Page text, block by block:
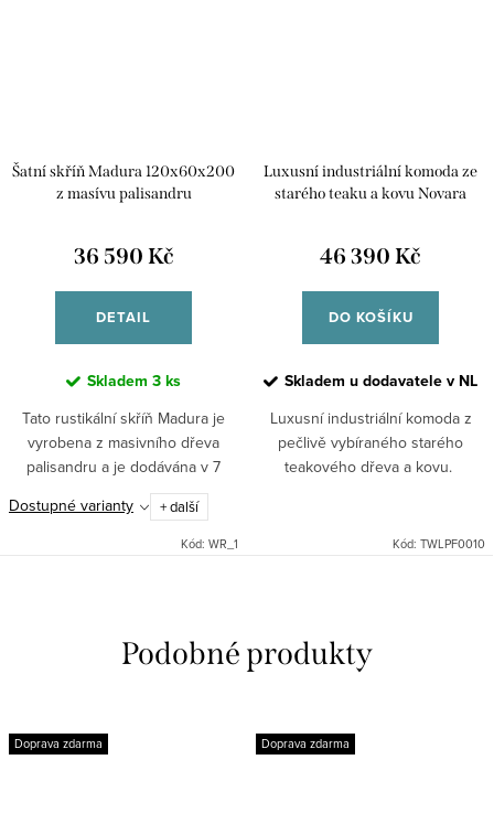
Šatní skříň Madura 120x60x200
z masívu palisandru
36 590 Kč
DETAIL
Skladem 3 ks
Tato rustikální skříň Madura je
vyrobena z masivního dřeva
palisandru a je dodávána v 7
různých odstínech. Při
objednávce nutné
upřesnit."Nedokonalé"
Dostupné varianty + další
Kód: WR_1
Luxusní industriální komoda ze
starého teaku a kovu Novara
46 390 Kč
DO KOŠÍKU
Skladem u dodavatele v NL
Luxusní industriální komoda z
pečlivě vybíraného starého
teakového dřeva a kovu.
Kód: TWLPF0010
Doprava zdarma Doprava zdarma